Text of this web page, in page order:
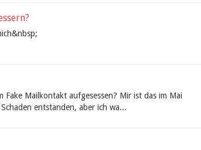
Fake Mailkontakt aufgesessen? Mir ist das im Mai
entstanden, aber ich wa...